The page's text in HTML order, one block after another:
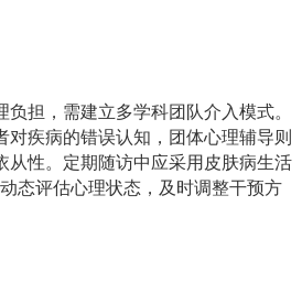
担，需建立多学科团队介入模式。
对疾病的错误认知，团体心理辅导则
从性。定期随访中应采用皮肤病生活
态评估心理状态，及时调整干预方